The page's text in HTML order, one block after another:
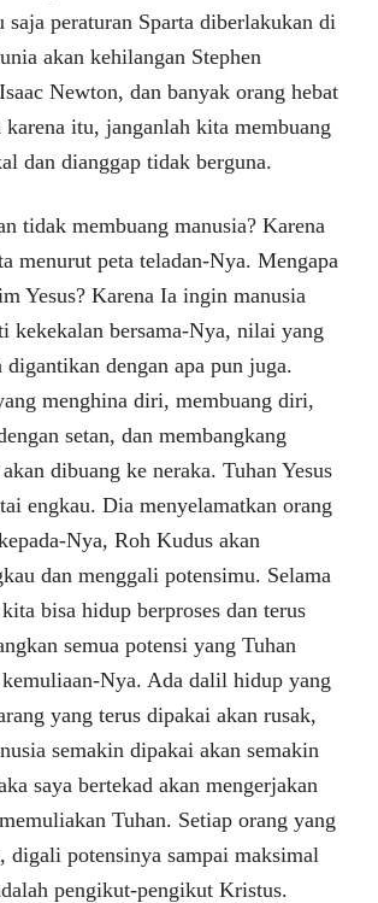
saja peraturan Sparta diberlakukan di
akan kehilangan Stephen
Newton, dan banyak orang hebat
itu, janganlah kita membuang
dan dianggap tidak berguna.
tidak membuang manusia? Karena
menurut peta teladan-Nya. Mengapa
Yesus? Karena Ia ingin manusia
kekekalan bersama-Nya, nilai yang
dengan apa pun juga.
menghina diri, membuang diri,
setan, dan membangkang
dibuang ke neraka. Tuhan Yesus
engkau. Dia menyelamatkan orang
Nya, Roh Kudus akan
dan menggali potensimu. Selama
bisa hidup berproses dan terus
semua potensi yang Tuhan
Nya. Ada dalil hidup yang
yang terus dipakai akan rusak,
semakin dipakai akan semakin
saya bertekad akan mengerjakan
Tuhan. Setiap orang yang
digali potensinya sampai maksimal
pengikut-pengikut Kristus.